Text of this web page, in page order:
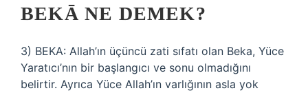
BEKĀ NE DEMEK?
3) BEKA: Allah’ın üçüncü zati sıfatı olan Beka, Yüce
Yaratıcı’nın bir başlangıcı ve sonu olmadığını
belirtir. Ayrıca Yüce Allah’ın varlığının asla yok